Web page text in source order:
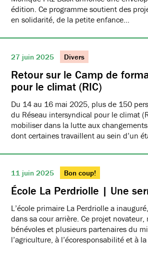
édition. Ce programme soutient des
en solidarité, de la petite enfance…
27 juin 2025 Divers
Retour sur le Camp de
pour le climat (RIC)
Du 14 au 16 mai 2025, plus de 150
du Réseau intersyndical pour le climat
mobiliser dans la lutte aux
dont certaines travaillent au sein d’un
11 juin 2025 Bon coup!
École La Perdriolle | Une
L’école primaire La Perdriolle a
dans sa cour arrière. Ce projet
bénévoles et plusieurs partenaires du
l’agriculture, à l’écoresponsabilité et à